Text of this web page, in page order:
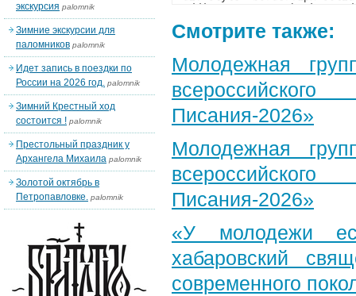
Смотрите также:
Молодежная
Писания-2026»
Молодежная
Писания-2026»
«У молодежи
хабаровский
современного
экскурсия palomnik
Зимние экскурсии для
паломников palomnik
Идет запись в поездки по
России на 2026 год. palomnik
Зимний Крестный ход
состоится ! palomnik
Престольный праздник у
Архангела Михаила palomnik
Золотой октябрь в
Петропавловке. palomnik